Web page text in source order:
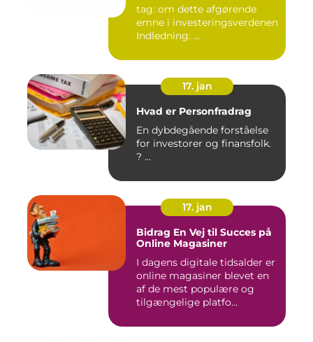
tag: om dette afgørende
emne i investeringsverdenen
Indledning: ...
17. jan
Hvad er Personfradrag
En dybdegående forståelse
for investorer og finansfolk.
? ...
17. jan
Bidrag En Vej til Succes på
Online Magasiner
I dagens digitale tidsalder er
online magasiner blevet en
af de mest populære og
tilgængelige platfo...